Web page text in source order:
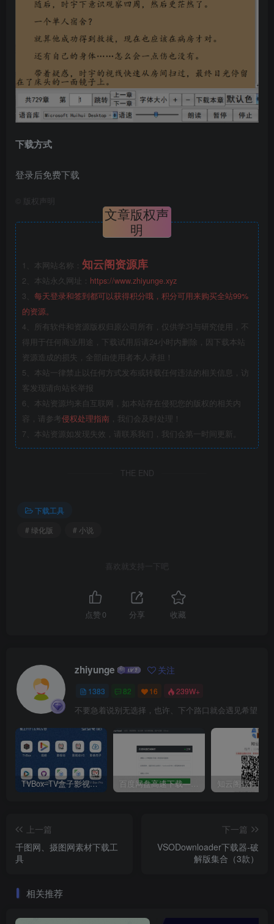
下载方式
登录后免费下载
版权声明
文章版权声
明
1、本网站名称： 知云阁资源库
2、本站永久网址： https://www.zhiyunge.xyz
3、 每天登录和签到都可以获得积分哦，积分可用来购买全站99%
的资源。
4、所有软件和资源版权归原公司所有，仅供学习与研究使用，不
得用于任何商业用途，下载试用后请24小时内删除，因下载本站
资源造成的损失，全部由使用者本人承担！
5、本站一律禁止以任何方式发布或转载任何违法的相关信息，访
客发现请向站长举报
6、本站资源均来自互联网，如本站存在侵犯您的版权的相关内
容，请参考侵权处理指南 ，我们会及时处理！
7、本站资源如发现失效，请联系我们，我们会第一时间更新。
THE END
下载工具
# 绿化版
# 小说
喜欢就支持一下吧
点赞 0 分享 收藏
zhiyunge 关注
1383 82 16 239W+
不要急着说别无选择，也许、下个路口就会遇见希望
TVBox–TV盒子影视神器【附视频源和下载地址】【附自带源软件】 百度网盘高速下载——解析站点汇总
上一篇
千图网、摄图网素材下载工
具
下一篇
VSODownloader下载器-破
解版集合（3款）
相关推荐